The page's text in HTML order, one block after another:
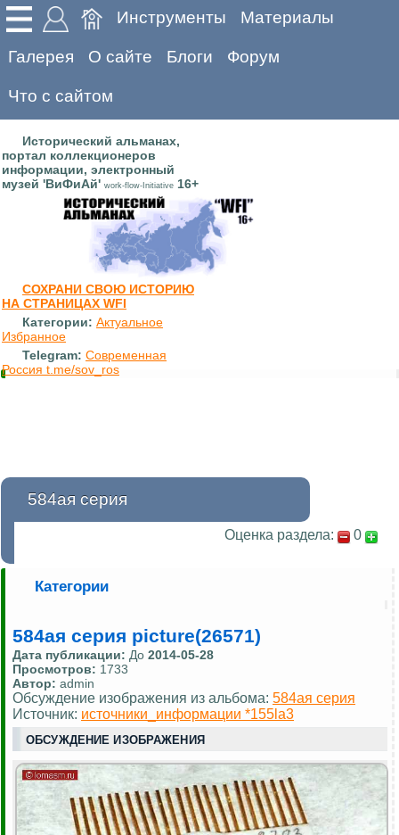
Инструменты Материалы
Галерея О сайте Блоги Форум
Что с сайтом
Исторический альманах,
портал коллекционеров
информации, электронный
музей 'ВиФиАй' work-flow-Initiative 16+
СОХРАНИ СВОЮ ИСТОРИЮ
НА СТРАНИЦАХ WFI
Категории: Актуальное
Избранное
Telegram: Современная
Россия t.me/sov_ros
584ая серия
Оценка раздела: 0
Категории
584ая серия picture(26571)
Дата публикации: До 2014-05-28
Просмотров: 1733
Автор: admin
Обсуждение изображения из альбома: 584ая серия
Источник: источники_информации *155la3
ОБСУЖДЕНИЕ ИЗОБРАЖЕНИЯ